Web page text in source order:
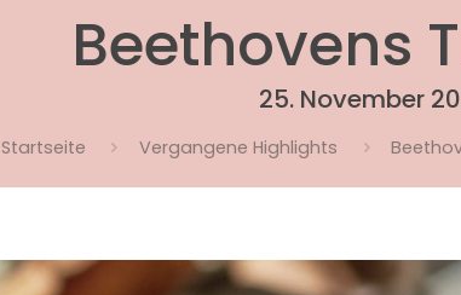
Beethovens
25. November
Startseite Vergangene Highlights